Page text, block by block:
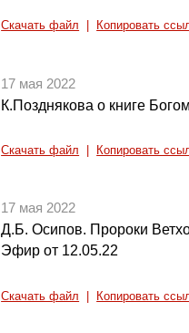
Скачать файл Копировать
17 мая 2022
К.Позднякова о книге
Скачать файл Копировать
17 мая 2022
Д.Б. Осипов. Пророки
Эфир от 12.05.22
Скачать файл Копировать